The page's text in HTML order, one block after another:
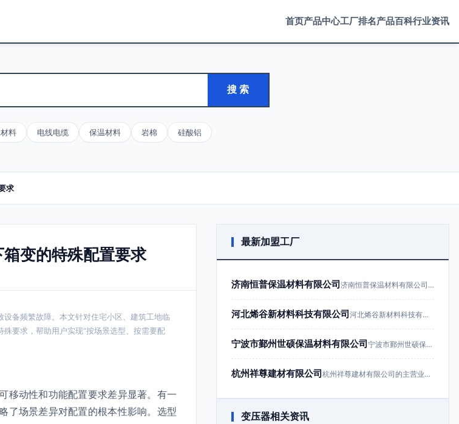
首页产品中心工厂排名产品百科行业资讯
搜 索
料 电线电缆 保温材料 岩棉 硅酸铝
求
变的特殊配置要求
备频繁故障。本文针对住宅小区、建筑工地临
要求，帮助用户实现“按场景选型、按需要配
移动性和功能配置要求差异显著。有一
了场景差异对配置的根本性影响。选型
最新加盟工厂
济南恒普保温材料有限公司 济南恒普保温材料有限公司成立于201…
河北烯谷新材料科技有限公司 河北烯谷新材料科技有限公司成立于20…
宁波市鄞州世硕保温材料有限公司 宁波市鄞州世硕保温材料有限公司成立于…
杭州祥尊建材有限公司 杭州祥尊建材有限公司的主营业务为建筑…
变压器相关资讯